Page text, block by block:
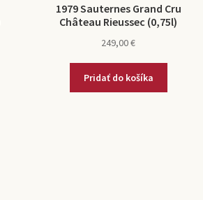
1979 Sauternes Grand Cru
Château Rieussec (0,75l)
249,00€
Pridať do košíka